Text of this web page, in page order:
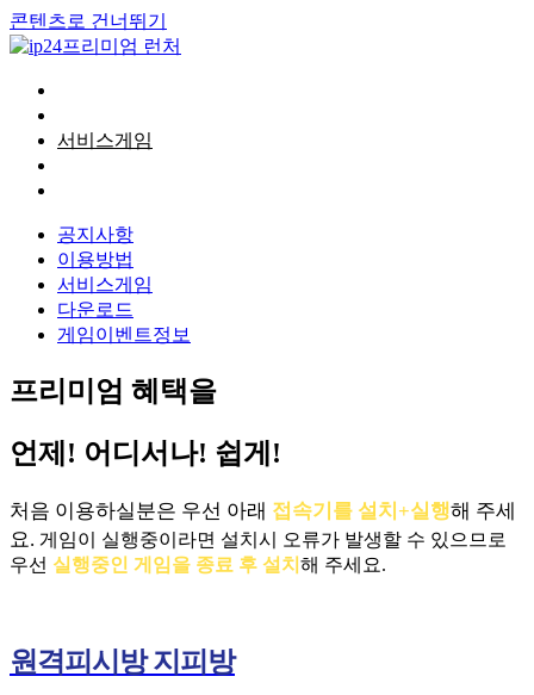
콘텐츠로 건너뛰기
서비스게임
공지사항
이용방법
서비스게임
다운로드
게임이벤트정보
프리미엄 혜택을
언제! 어디서나! 쉽게!
처음 이용하실분은 우선 아래 접속기를 설치+실행해 주세
요. 게임이 실행중이라면 설치시 오류가 발생할 수 있으므로
우선 실행중인 게임을 종료 후 설치 해 주세요.
원격피시방 지피방